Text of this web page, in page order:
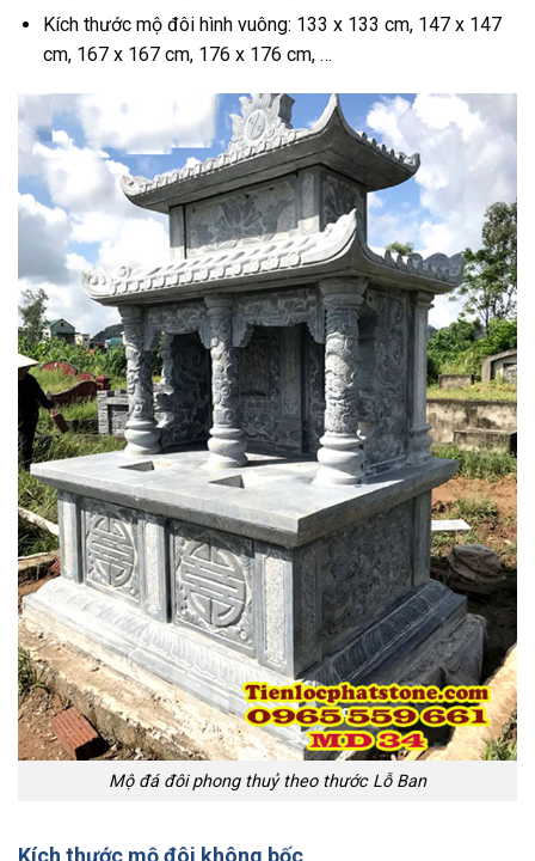
Kích thước mộ đôi hình vuông: 133 x 133 cm, 147 x 147
cm, 167 x 167 cm, 176 x 176 cm, …
Mộ đá đôi phong thuỷ theo thước Lỗ Ban